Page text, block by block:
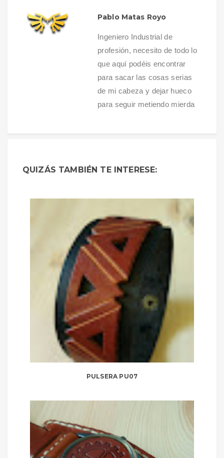
Pablo Matas Royo
Ingeniero Industrial de
profesión, necesito de todo lo
que aquí podéis encontrar
para sacar las cosas serias
de mi cabeza y dejar hueco
para seguir metiendo mierda
QUIZÁS TAMBIÉN TE INTERESE:
PULSERA PU07